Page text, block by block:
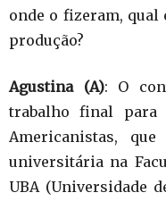
onde o fizeram, qual
produção?
Agustina (A): O
trabalho final para
Americanistas,
universitária na
UBA (Universidade